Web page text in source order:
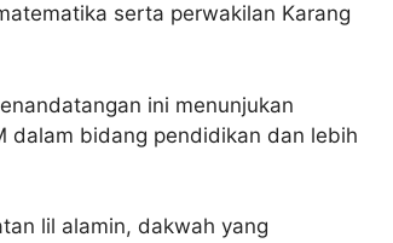
serta perwakilan Karang
ini menunjukan
dalam bidang pendidikan dan lebih
lil alamin, dakwah yang